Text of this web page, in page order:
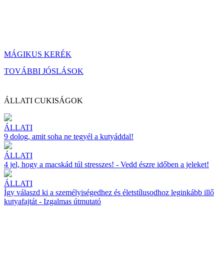
MÁGIKUS KERÉK
TOVÁBBI JÓSLÁSOK
ÁLLATI CUKISÁGOK
ÁLLATI
9 dolog, amit soha ne tegyél a kutyáddal!
ÁLLATI
4 jel, hogy a macskád túl stresszes! - Vedd észre időben a jeleket!
ÁLLATI
Így válaszd ki a személyiségedhez és életstílusodhoz leginkább illő
kutyafajtát - Izgalmas útmutató